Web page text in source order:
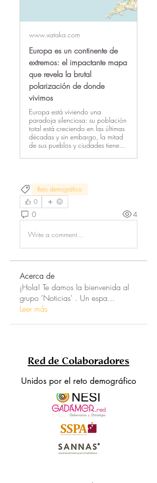
www.xataka.com
Europa es un continente de
extremos: el impactante mapa
que revela la brutal
polarización de donde
vivimos
Europa está viviendo una
paradoja silenciosa: su población
total está creciendo en las últimas
décadas y sin embargo, la mitad
de sus pueblos y ciudades tiene...
Reto demográfico
0
0 4
Write a comment...
Acerca de
¡Hola! Te damos la bienvenida al
grupo 'Noticias' . Un espa...
Leer más
Red de Colaboradores
Unidos por el reto demográfico